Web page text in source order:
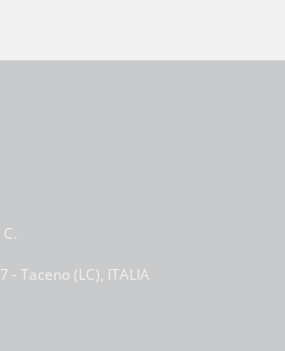
- Taceno (LC), ITALIA